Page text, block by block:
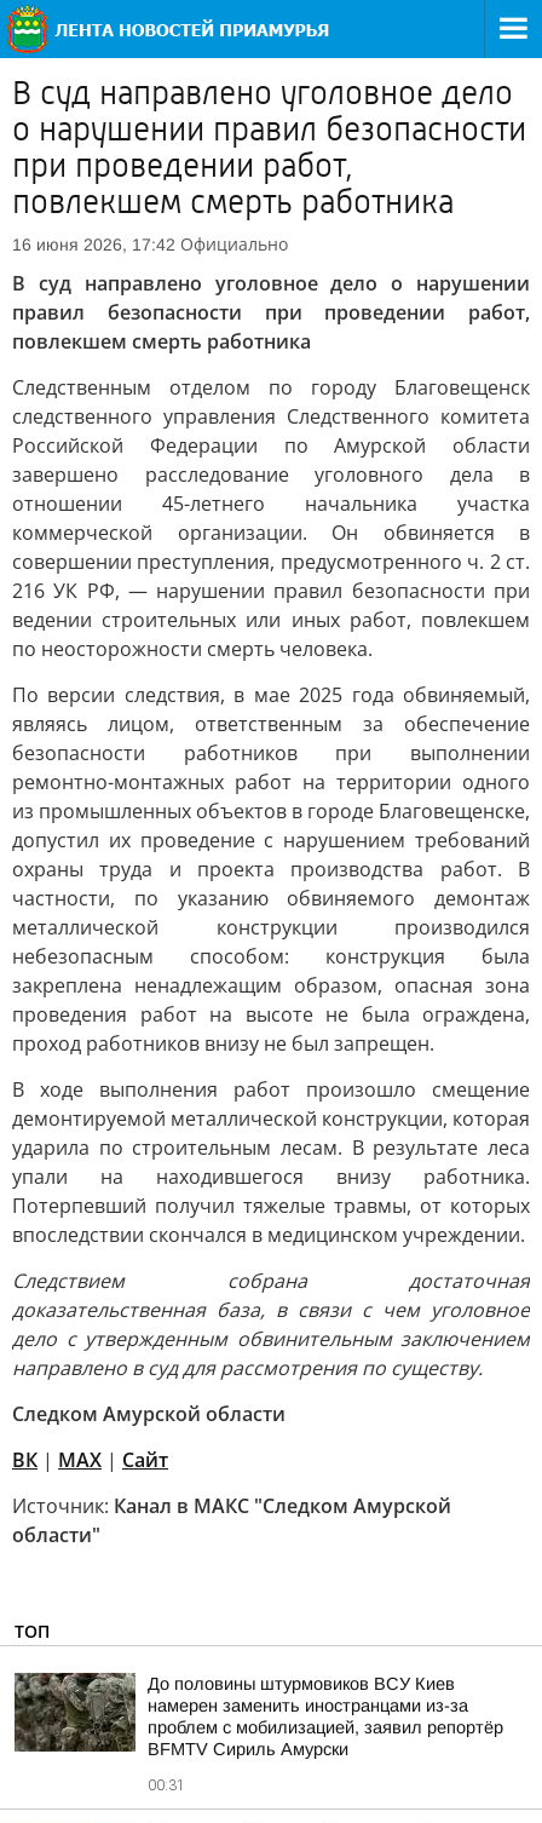
В суд направлено уголовное дело
о нарушении правил безопасности
при проведении работ,
повлекшем смерть работника
16 июня 2026, 17:42 Официально
В суд направлено уголовное дело о нарушении
правил безопасности при проведении работ,
повлекшем смерть работника
Следственным отделом по городу Благовещенск
следственного управления Следственного комитета
Российской Федерации по Амурской области
завершено расследование уголовного дела в
отношении 45-летнего начальника участка
коммерческой организации. Он обвиняется в
совершении преступления, предусмотренного ч. 2 ст.
216 УК РФ, — нарушении правил безопасности при
ведении строительных или иных работ, повлекшем
по неосторожности смерть человека.
По версии следствия, в мае 2025 года обвиняемый,
являясь лицом, ответственным за обеспечение
безопасности работников при выполнении
ремонтно-монтажных работ на территории одного
из промышленных объектов в городе Благовещенске,
допустил их проведение с нарушением требований
охраны труда и проекта производства работ. В
частности, по указанию обвиняемого демонтаж
металлической конструкции производился
небезопасным способом: конструкция была
закреплена ненадлежащим образом, опасная зона
проведения работ на высоте не была ограждена,
проход работников внизу не был запрещен.
В ходе выполнения работ произошло смещение
демонтируемой металлической конструкции, которая
ударила по строительным лесам. В результате леса
упали на находившегося внизу работника.
Потерпевший получил тяжелые травмы, от которых
впоследствии скончался в медицинском учреждении.
Следствием собрана достаточная
доказательственная база, в связи с чем уголовное
дело с утвержденным обвинительным заключением
направлено в суд для рассмотрения по существу.
Следком Амурской области
ВК | MAX | Сайт
Источник: Канал в МАКС "Следком Амурской
области"
ТОП
До половины штурмовиков ВСУ Киев
намерен заменить иностранцами из-за
проблем с мобилизацией, заявил репортёр
BFMTV Сириль Амурски
00:31